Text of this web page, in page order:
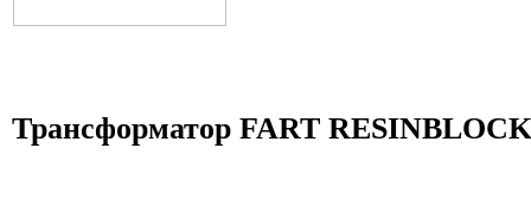
Трансформатор FART